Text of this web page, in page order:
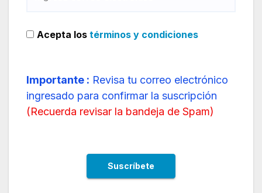
Acepta los términos y condiciones
Importante : Revisa tu correo electrónico
ingresado para confirmar la suscripción
(Recuerda revisar la bandeja de Spam)